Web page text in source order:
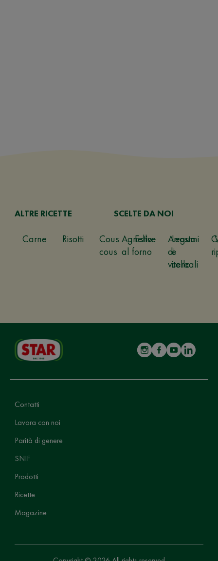
ALTRE RICETTE
Carne Risotti
Cous
cous
Estive
Legumi
e
cereali
SCELTE DA NOI
Agnello
al forno
Arrosto
di
vitello
Contatti
Lavora con noi
Parità di genere
SNIF
Prodotti
Ricette
Magazine